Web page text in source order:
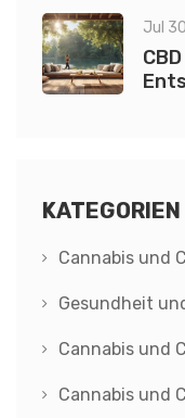
Jul
KATEGORIEN
Cannabis und
Gesundheit
Cannabis und
Cannabis und